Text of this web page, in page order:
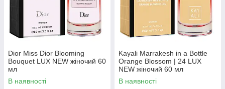
Dior Miss Dior Blooming
Bouquet LUX NEW жіночий 60
мл
В наявності
Kayali Marrakesh in a Bottle
Orange Blossom | 24 LUX
NEW жіночий 60 мл
В наявності